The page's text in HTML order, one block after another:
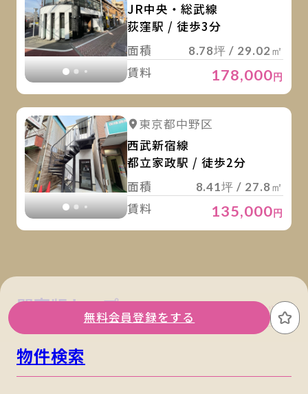
JR中央・総武線
荻窪駅 / 徒歩3分
面積
8.78坪 / 29.02㎡
賃料 178,000円
詳細を見る
東京都中野区
西武新宿線
都立家政駅 / 徒歩2分
面積
8.41坪 / 27.8㎡
賃料 135,000円
無料会員登録をする お
関東版トップ 関西版トップ
物件検索